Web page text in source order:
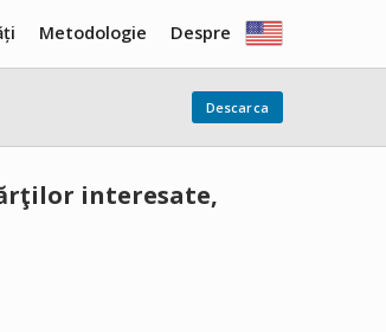
Despre
Metodologie
Descarca
interesate,